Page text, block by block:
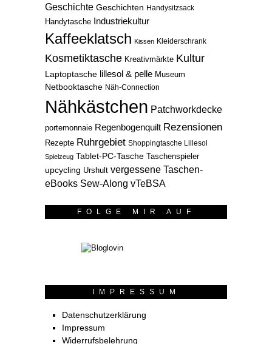
Geschichte Geschichten Handysitzsack
Handytasche Industriekultur
Kaffeeklatsch Kissen Kleiderschrank
Kosmetiktasche Kreativmärkte Kultur
Laptoptasche lillesol & pelle Museum
Netbooktasche Näh-Connection
Nähkästchen Patchworkdecke
portemonnaie Regenbogenquilt Rezensionen
Rezepte Ruhrgebiet Shoppingtasche Lillesol
Spielzeug Tablet-PC-Tasche Taschenspieler
upcycling Urshult vergessene Taschen-
eBooks Sew-Along vTeBSA
FOLGE MIR AUF
IMPRESSUM
Datenschutzerklärung
Impressum
Widerrufsbelehrung